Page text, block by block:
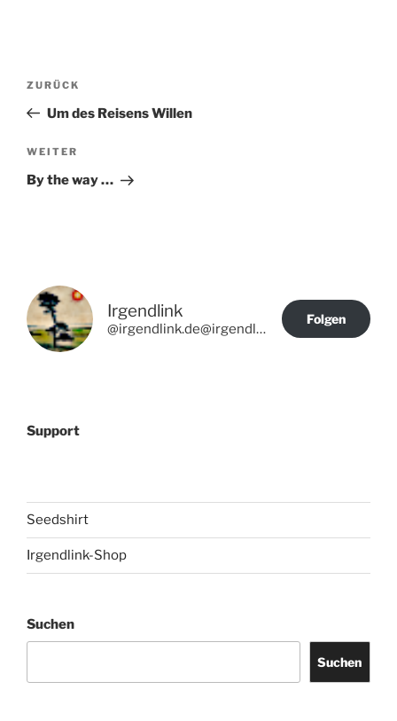
Beitragsnavigation
Vorheriger
Beitrag
ZURÜCK
Um des Reisens Willen
Nächster
Beitrag
WEITER
By the way …
Irgendlink
@irgendlink.de@irgendlink.de
Folgen
Support
Seedshirt
Irgendlink-Shop
Suchen
Suchen